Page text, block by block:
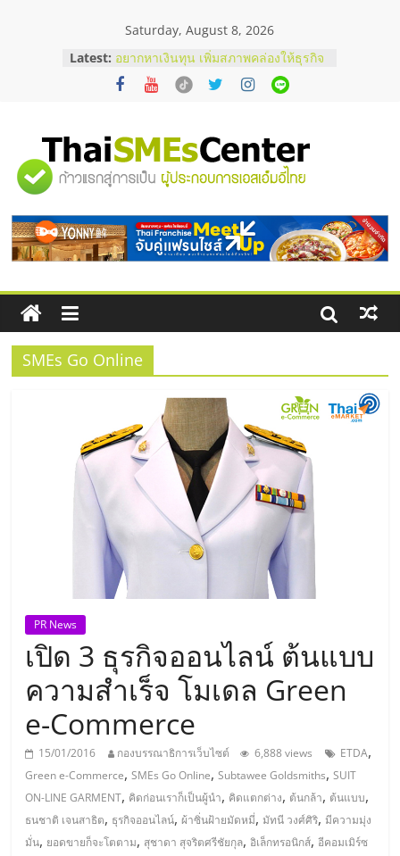
Saturday, August 8, 2026
Latest: อยากหาเงินทุน เพิ่มสภาพคล่องให้ธุรกิจ
เริ่มยังไงให้ผ่านฉลุย
สัมมนาออนไลน์ โอกาสบริหารสถานี
ThaiFranchise Meet Up จับคู่แฟรน
ไชส์ ครั้งที่ 8
ร้านเครื่องเสียงคุณภาพสูง พร้อม
บริษัท Cybersecurity ในไทยที่ไหนดี?
วิธีเลือกผู้ให้บริการให้คุ้มค่าและตอบ
โจทย์ธุรกิจ
"ศูนย์
รวม
ข้อมูล
ธุรกิจ
SME
ประเทศไทย,
ThaiSMEsCenter,
ธุรกิจ
เอ
ส
เอ็
มอี
SMEs Go Online
PR News
เปิด 3 ธุรกิจออนไลน์ ต้นแบบ
ความสำเร็จ โมเดล Green
e-Commerce
15/01/2016 กองบรรณาธิการเว็บไซต์ 6,888 views ETDA,
Green e-Commerce,SMEs Go Online,Subtawee Goldsmiths,SUIT
ON-LINE GARMENT, คิดก่อนเราก็เป็นผู้นำ, คิดแตกต่าง, ต้นกล้า, ต้นแบบ,
ธนชาติ เจนสาธิต, ธุรกิจออนไลน์,ผ้าซิ่นฝ้ายมัดหมี่,มัทนี วงศ์ศิริ,มีความมุ่ง
มั่น, ยอดขายก็จะโตตาม, สุชาดา สุจริตศรีชัยกุล,อิเล็กทรอนิกส์,อีคอมเมิร์ซ